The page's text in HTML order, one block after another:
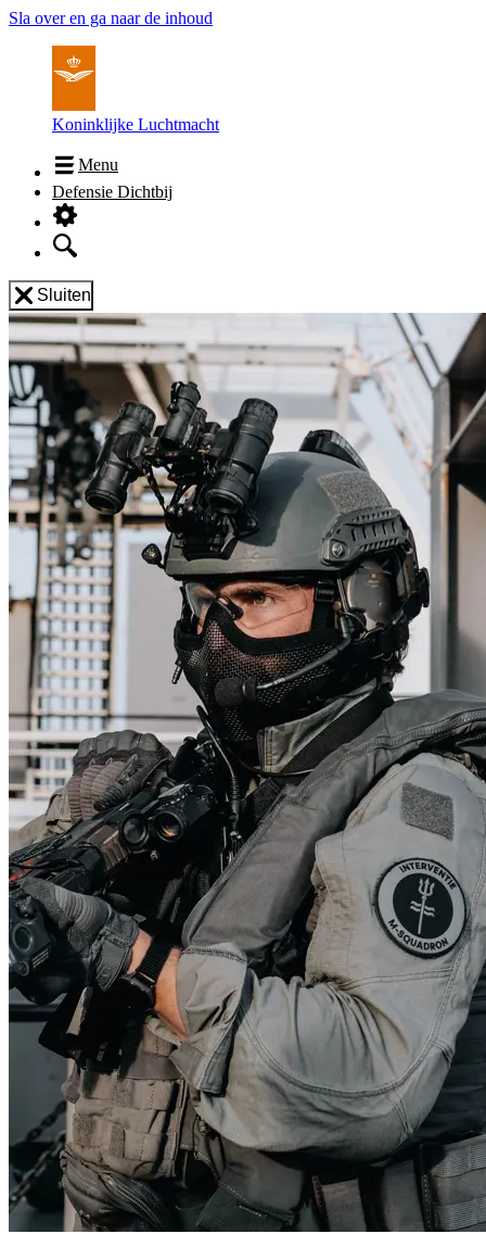
Sla over en ga naar de inhoud
Koninklijke Luchtmacht
Menu
Defensie Dichtbij
Sluiten